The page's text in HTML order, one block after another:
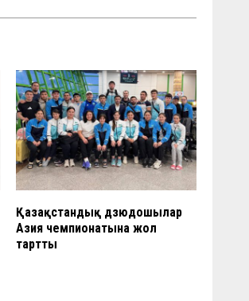
Қазақстандық дзюдошылар
Азия чемпионатына жол
тартты